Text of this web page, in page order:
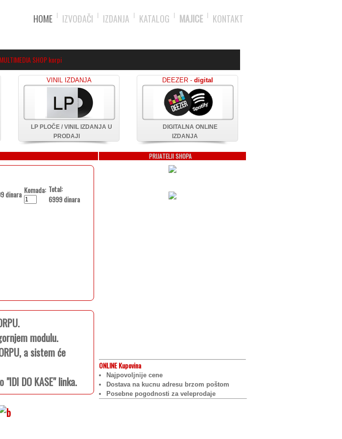
HOME IZVOĐAČI IZDANJA KATALOG MAJICE KONTAKT
SHOP korpi
VINIL IZDANJA
LP PLOČE / VINIL IZDANJA U
PRODAJI
DEEZER - digital
DIGITALNA ONLINE
IZDANJA
dinara Komada: Total:
6999 dinara
modulu.
a sistem će
DO KASE" linka.
PRIJATELJI SHOPA
ONLINEKupovina
Najpovoljnije cene
Dostava na kucnu adresu brzom poštom
Posebne pogodnosti za veleprodaje